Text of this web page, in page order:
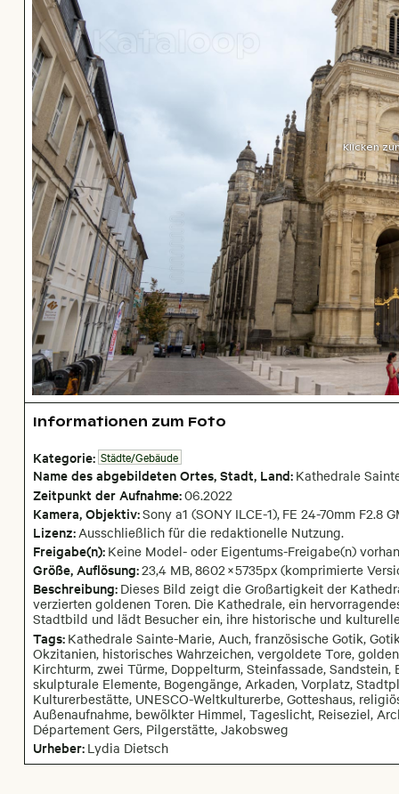
Klicken
Informationen zum Foto
Kategorie: Städte/Gebäude
Name des abgebildeten Ortes,Stadt, Land: Kathedrale
Zeitpunkt der Aufnahme:06.2022
Kamera, Objektiv:Sony a1 (SONY ILCE-1), FE 24-70mm F2.8
Lizenz: Ausschließlich für die redaktionelle Nutzung.
Freigabe(n): Keine Model- oder Eigentums-Freigabe(n)
Größe, Auflösung:23,4 MB,8602×5735px (komprimierte
Beschreibung: Dieses Bild zeigt die Großartigkeit der
verzierten goldenen Toren. Die Kathedrale, ein
Stadtbild und lädt Besucher ein, ihre historische und
Tags: Kathedrale Sainte-Marie, Auch, französische Gotik,
Okzitanien, historisches Wahrzeichen, vergoldete Tore,
Kirchturm, zwei Türme, Doppelturm, Steinfassade,
skulpturale Elemente, Bogengänge, Arkaden, Vorplatz,
Kulturerbestätte, UNESCO-Weltkulturerbe, Gotteshaus,
Außenaufnahme, bewölkter Himmel, Tageslicht, Reiseziel,
Département Gers, Pilgerstätte, Jakobsweg
Urheber: Lydia Dietsch